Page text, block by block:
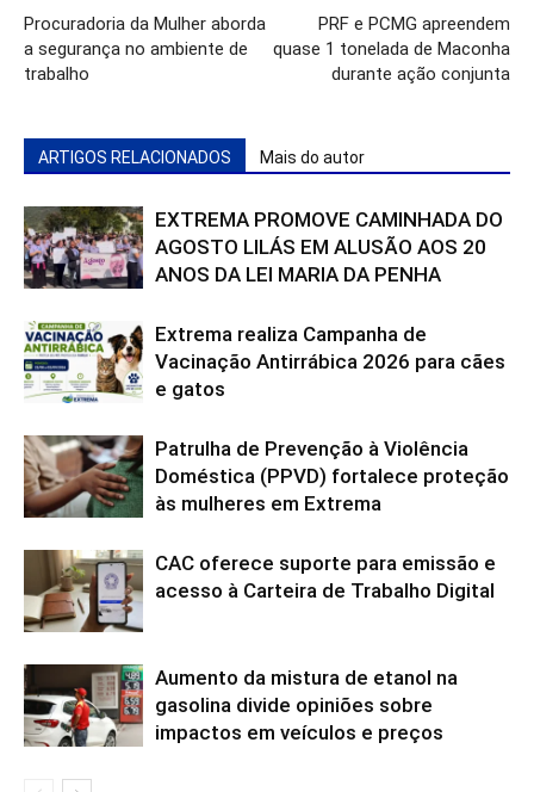
Procuradoria da Mulher aborda
a segurança no ambiente de
trabalho
PRF e PCMG apreendem
quase 1 tonelada de Maconha
durante ação conjunta
ARTIGOS RELACIONADOS Mais do autor
EXTREMA PROMOVE CAMINHADA DO
AGOSTO LILÁS EM ALUSÃO AOS 20
ANOS DA LEI MARIA DA PENHA
Extrema realiza Campanha de
Vacinação Antirrábica 2026 para cães
e gatos
Patrulha de Prevenção à Violência
Doméstica (PPVD) fortalece proteção
às mulheres em Extrema
CAC oferece suporte para emissão e
acesso à Carteira de Trabalho Digital
Aumento da mistura de etanol na
gasolina divide opiniões sobre
impactos em veículos e preços